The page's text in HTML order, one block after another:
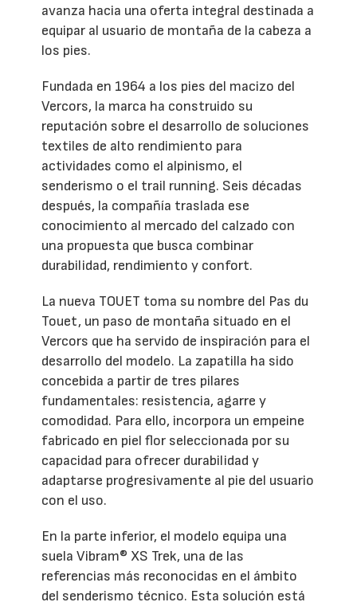
avanza hacia una oferta integral destinada a
equipar al usuario de montaña de la cabeza a
los pies.
Fundada en 1964 a los pies del macizo del
Vercors, la marca ha construido su
reputación sobre el desarrollo de soluciones
textiles de alto rendimiento para
actividades como el alpinismo, el
senderismo o el trail running. Seis décadas
después, la compañía traslada ese
conocimiento al mercado del calzado con
una propuesta que busca combinar
durabilidad, rendimiento y confort.
La nueva TOUET toma su nombre del Pas du
Touet, un paso de montaña situado en el
Vercors que ha servido de inspiración para el
desarrollo del modelo. La zapatilla ha sido
concebida a partir de tres pilares
fundamentales: resistencia, agarre y
comodidad. Para ello, incorpora un empeine
fabricado en piel flor seleccionada por su
capacidad para ofrecer durabilidad y
adaptarse progresivamente al pie del usuario
con el uso.
En la parte inferior, el modelo equipa una
suela Vibram® XS Trek, una de las
referencias más reconocidas en el ámbito
del senderismo técnico. Esta solución está